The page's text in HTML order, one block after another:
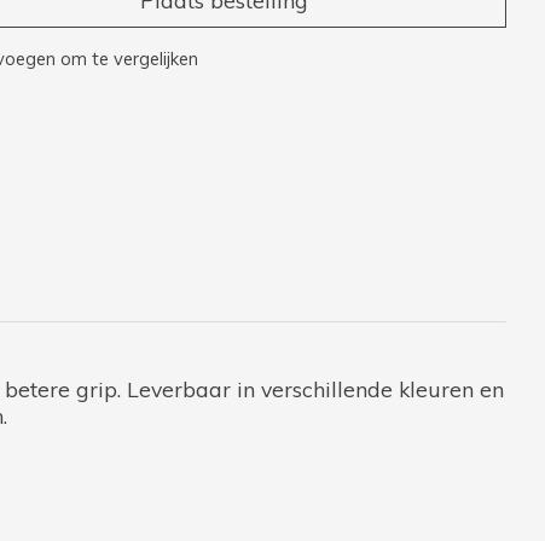
om te vergelijken
grip. Leverbaar in verschillende kleuren en